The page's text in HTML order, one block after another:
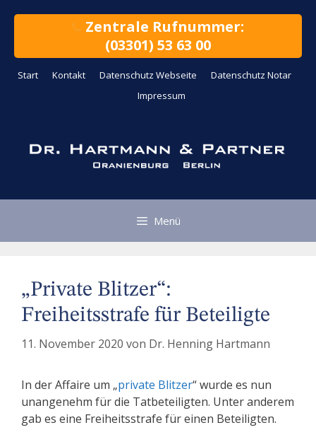
Zentrale Rufnummer:
(03301) 53 63 00
Start Kontakt Datenschutz Webseite
Datenschutz Notar
Impressum
Menü
„Private Blitzer“:
Freiheitsstrafe für Beteiligte
11. November 2020 von Dr. Henning Hartmann
In der Affaire um „private Blitzer“ wurde es nun
unangenehm für die Tatbeteiligten. Unter anderem
gab es eine Freiheitsstrafe für einen Beteiligten.